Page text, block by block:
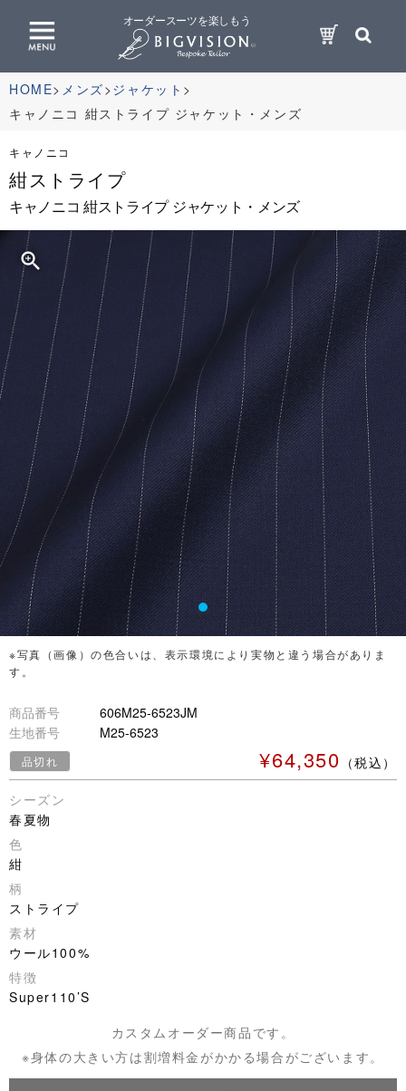
オーダースーツを楽しもう
HOME メンズ ジャケット
キャノニコ 紺ストライプ ジャケット・メンズ
キャノニコ
紺ストライプ
キャノニコ 紺ストライプ ジャケット・メンズ
zoom_in
※写真（画像）の色合いは、表示環境により実物と違う場合がありま
す。
商品番号
606M25-6523JM
生地番号
M25-6523
¥64,350 （税込）
品切れ
シーズン
春夏物
色
紺
柄
ストライプ
素材
ウール100%
特徴
Super110’S
カスタムオーダー商品です。
※身体の大きい方は割増料金がかかる場合がございます。